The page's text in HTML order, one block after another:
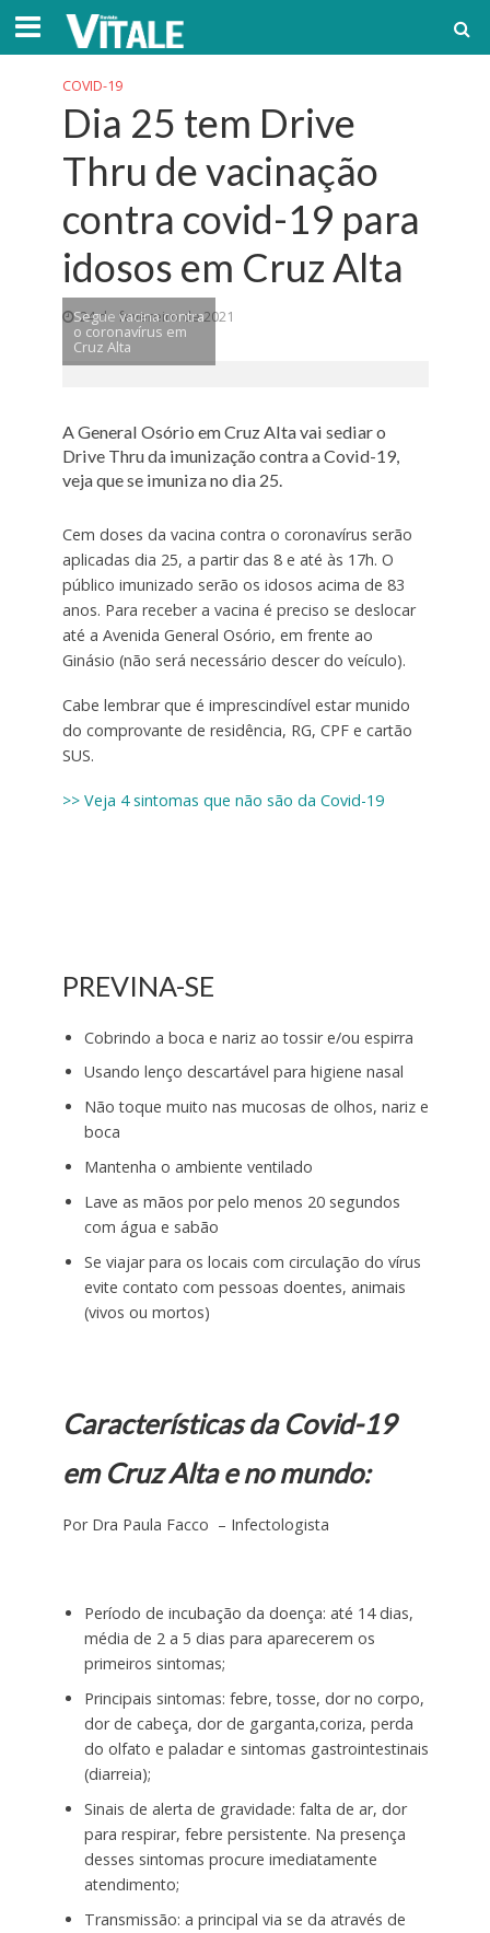
COVID-19
Dia 25 tem Drive
Thru de vacinação
contra covid-19 para
idosos em Cruz Alta
24 de fevereiro de 2021
Segue vacina contra
o coronavírus em
Cruz Alta
A General Osório em Cruz Alta vai sediar o
Drive Thru da imunização contra a Covid-19,
veja que se imuniza no dia 25.
Cem doses da vacina contra o coronavírus serão
aplicadas dia 25, a partir das 8 e até às 17h. O
público imunizado serão os idosos acima de 83
anos. Para receber a vacina é preciso se deslocar
até a Avenida General Osório, em frente ao
Ginásio (não será necessário descer do veículo).
Cabe lembrar que é imprescindível estar munido
do comprovante de residência, RG, CPF e cartão
SUS.
>> Veja 4 sintomas que não são da Covid-19
PREVINA-SE
Cobrindo a boca e nariz ao tossir e/ou espirra
Usando lenço descartável para higiene nasal
Não toque muito nas mucosas de olhos, nariz e
boca
Mantenha o ambiente ventilado
Lave as mãos por pelo menos 20 segundos
com água e sabão
Se viajar para os locais com circulação do vírus
evite contato com pessoas doentes, animais
(vivos ou mortos)
Características da Covid-19
em Cruz Alta e no mundo:
Por Dra Paula Facco – Infectologista
Período de incubação da doença: até 14 dias,
média de 2 a 5 dias para aparecerem os
primeiros sintomas;
Principais sintomas: febre, tosse, dor no corpo,
dor de cabeça, dor de garganta,coriza, perda
do olfato e paladar e sintomas gastrointestinais
(diarreia);
Sinais de alerta de gravidade: falta de ar, dor
para respirar, febre persistente. Na presença
desses sintomas procure imediatamente
atendimento;
Transmissão: a principal via se da através de